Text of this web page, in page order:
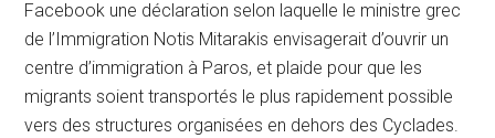
Facebook une déclaration selon laquelle le ministre grec
de l’Immigration Notis Mitarakis envisagerait d’ouvrir un
centre d’immigration à Paros, et plaide pour que les
migrants soient transportés le plus rapidement possible
vers des structures organisées en dehors des Cyclades.